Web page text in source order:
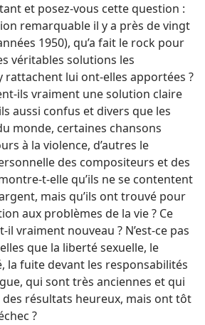
et posez-​vous cette question :
remarquable il y a près de vingt
1950), qu’a fait le rock pour
véritables solutions les
rattachent lui ont-​elles apportées ?
​ils vraiment une solution claire
aussi confus et divers que les
monde, certaines chansons
à la violence, d’autres le
des compositeurs et des
​t-​elle qu’ils ne se contentent
mais qu’ils ont trouvé pour
aux problèmes de la vie ? Ce
​il vraiment nouveau ? N’est-​ce pas
que la liberté sexuelle, le
la fuite devant les responsabilités
qui sont très anciennes et qui
des résultats heureux, mais ont tôt
?